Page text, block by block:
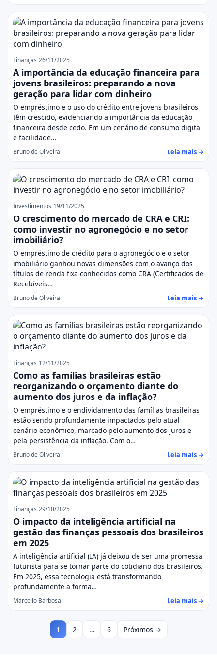
Finanças 26/11/2025
A importância da educação financeira para
jovens brasileiros: preparando a nova
geração para lidar com dinheiro
O empréstimo e o uso do crédito entre jovens brasileiros
têm crescido, evidenciando a importância da educação
financeira desde cedo. Em um cenário de consumo digital
e facilidade…
Bruno de Oliveira Leia mais →
Investimentos 19/11/2025
O crescimento do mercado de CRA e CRI:
como investir no agronegócio e no setor
imobiliário?
O empréstimo de crédito para o agronegócio e o setor
imobiliário ganhou novas dimensões com o avanço dos
títulos de renda fixa conhecidos como CRA (Certificados de
Recebíveis…
Bruno de Oliveira Leia mais →
Finanças 12/11/2025
Como as famílias brasileiras estão
reorganizando o orçamento diante do
aumento dos juros e da inflação?
O empréstimo e o endividamento das famílias brasileiras
estão sendo profundamente impactados pelo atual
cenário econômico, marcado pelo aumento dos juros e
pela persistência da inflação. Com o…
Bruno de Oliveira Leia mais →
Finanças 29/10/2025
O impacto da inteligência artificial na
gestão das finanças pessoais dos brasileiros
em 2025
A inteligência artificial (IA) já deixou de ser uma promessa
futurista para se tornar parte do cotidiano dos brasileiros.
Em 2025, essa tecnologia está transformando
profundamente a forma…
Marcello Barbosa Leia mais →
1 2 … 6 Próximos →